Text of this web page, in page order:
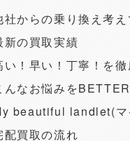
社からの乗り換え考え
新の買取実績
い！早い！丁寧！を徹
んなお悩みを
beautiful landlet(マ
配買取の流れ